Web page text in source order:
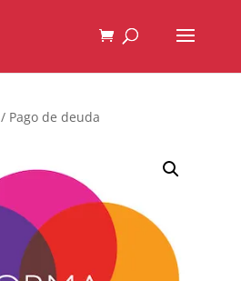
/ Pago de deuda